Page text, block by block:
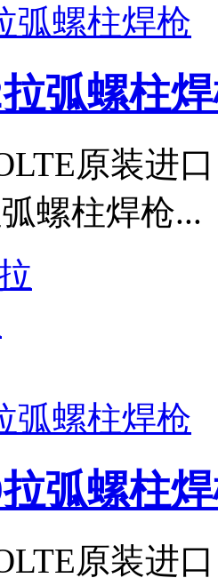
弧螺柱焊枪
弧螺柱
原装进
螺柱焊枪...
弧螺柱焊枪
弧螺柱
原装进